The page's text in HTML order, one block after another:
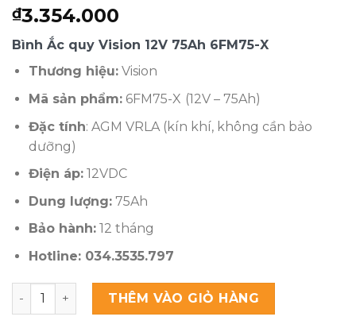
₫3.354.000
Bình Ắc quy Vision 12V 75Ah 6FM75-X
Thương hiệu:Vision
Mã sản phẩm:6FM75-X (12V – 75Ah)
Đặc tính: AGM VRLA (kín khí, không cần bảo
dưỡng)
Điện áp:12VDC
Dung lượng:75Ah
Bảo hành:12 tháng
Hotline: 034.3535.797
Ắc quy Vision 12V 75Ah 6FM75-X số lượng
THÊM VÀO GIỎ HÀNG